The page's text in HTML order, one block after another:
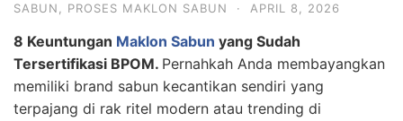
SABUN
PROSES MAKLON SABUN · APRIL 8, 2026
8 Keuntungan Maklon Sabun yang Sudah
Tersertifikasi BPOM. Pernahkah Anda membayangkan
memiliki brand sabun kecantikan sendiri yang
terpajang di rak ritel modern atau trending di